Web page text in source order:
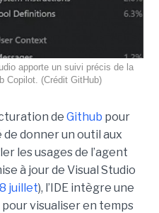
apporte un suivi précis de la
Copilot. (Crédit GitHub)
de Github pour
donner un outil aux
les usages de l’agent
à jour de Visual Studio
juillet), l’IDE intègre une
visualiser en temps